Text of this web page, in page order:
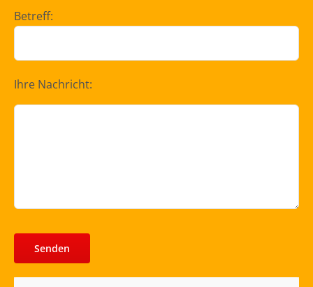
Betreff:
Ihre Nachricht: